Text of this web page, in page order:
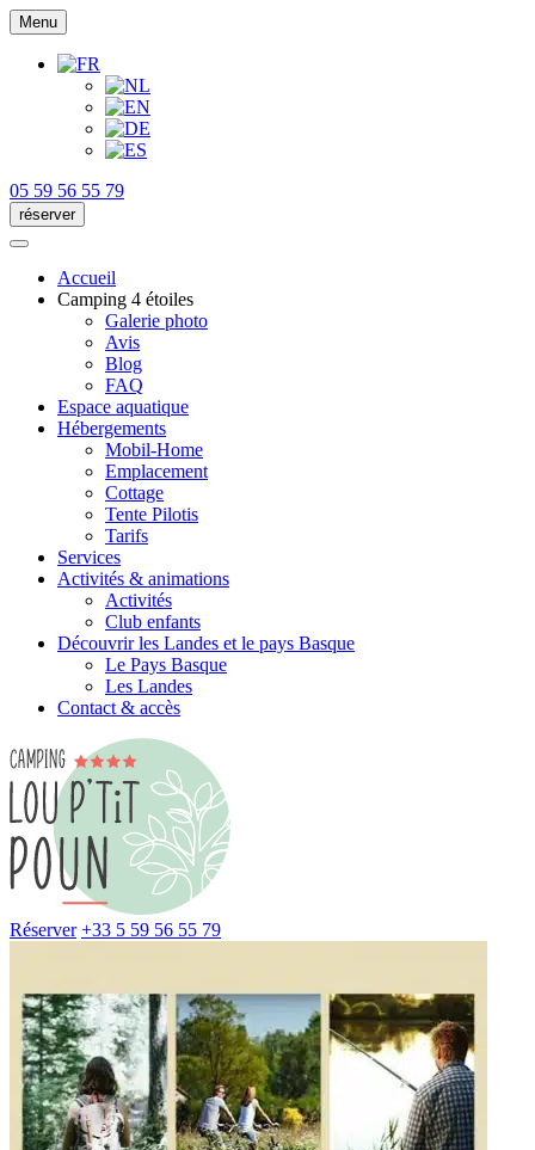
Menu
05 59 56 55 79
réserver
Accueil
Camping 4 étoiles
Galerie photo
Avis
Blog
FAQ
Espace aquatique
Hébergements
Mobil-Home
Emplacement
Cottage
Tente Pilotis
Tarifs
Services
Activités & animations
Activités
Club enfants
Découvrir les Landes et le pays Basque
Le Pays Basque
Les Landes
Contact & accès
Réserver +33 5 59 56 55 79